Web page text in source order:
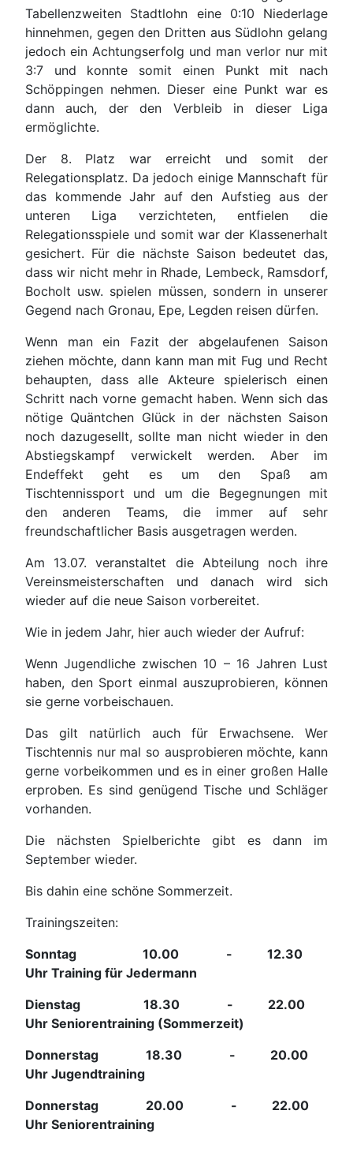
Tabellenzweiten Stadtlohn eine 0:10 Niederlage
hinnehmen, gegen den Dritten aus Südlohn gelang
jedoch ein Achtungserfolg und man verlor nur mit
3:7 und konnte somit einen Punkt mit nach
Schöppingen nehmen. Dieser eine Punkt war es
dann auch, der den Verbleib in dieser Liga
ermöglichte.
Der 8. Platz war erreicht und somit der
Relegationsplatz. Da jedoch einige Mannschaft für
das kommende Jahr auf den Aufstieg aus der
unteren Liga verzichteten, entfielen die
Relegationsspiele und somit war der Klassenerhalt
gesichert. Für die nächste Saison bedeutet das,
dass wir nicht mehr in Rhade, Lembeck, Ramsdorf,
Bocholt usw. spielen müssen, sondern in unserer
Gegend nach Gronau, Epe, Legden reisen dürfen.
Wenn man ein Fazit der abgelaufenen Saison
ziehen möchte, dann kann man mit Fug und Recht
behaupten, dass alle Akteure spielerisch einen
Schritt nach vorne gemacht haben. Wenn sich das
nötige Quäntchen Glück in der nächsten Saison
noch dazugesellt, sollte man nicht wieder in den
Abstiegskampf verwickelt werden. Aber im
Endeffekt geht es um den Spaß am
Tischtennissport und um die Begegnungen mit
den anderen Teams, die immer auf sehr
freundschaftlicher Basis ausgetragen werden.
Am 13.07. veranstaltet die Abteilung noch ihre
Vereinsmeisterschaften und danach wird sich
wieder auf die neue Saison vorbereitet.
Wie in jedem Jahr, hier auch wieder der Aufruf:
Wenn Jugendliche zwischen 10 – 16 Jahren Lust
haben, den Sport einmal auszuprobieren, können
sie gerne vorbeischauen.
Das gilt natürlich auch für Erwachsene. Wer
Tischtennis nur mal so ausprobieren möchte, kann
gerne vorbeikommen und es in einer großen Halle
erproben. Es sind genügend Tische und Schläger
vorhanden.
Die nächsten Spielberichte gibt es dann im
September wieder.
Bis dahin eine schöne Sommerzeit.
Trainingszeiten:
Sonntag 10.00 - 12.30
Uhr Training für Jedermann
Dienstag 18.30 - 22.00
Uhr Seniorentraining (Sommerzeit)
Donnerstag 18.30 - 20.00
Uhr Jugendtraining
Donnerstag 20.00 - 22.00
Uhr Seniorentraining